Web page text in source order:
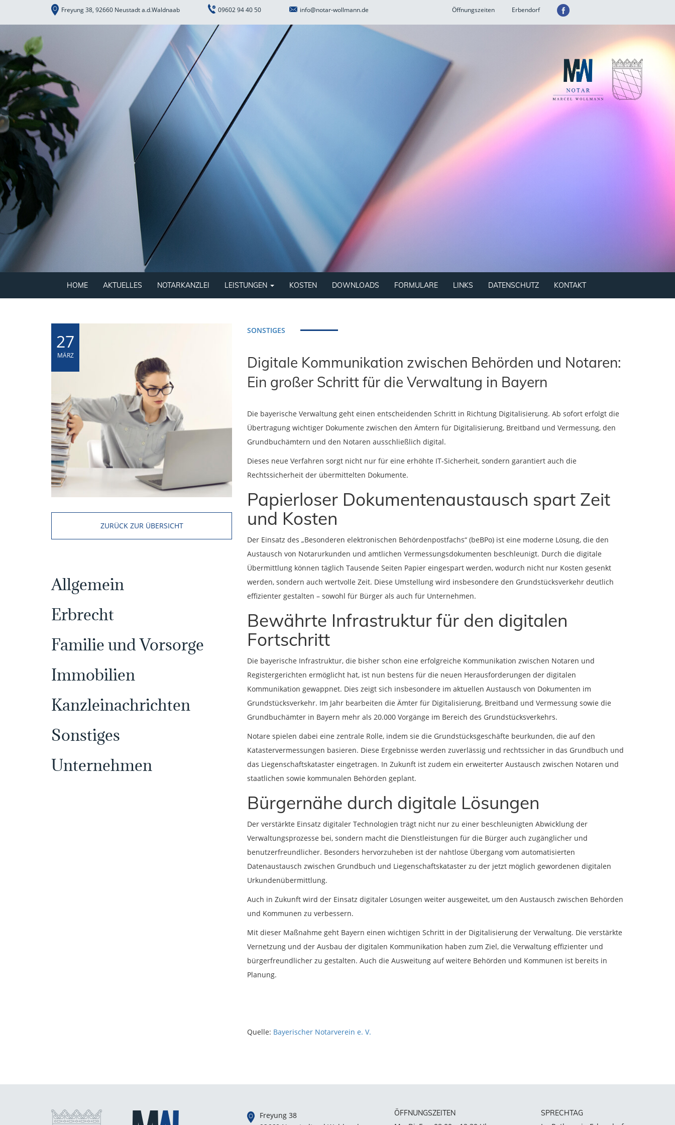
Freyung 38, 92660 Neustadt a.d.Waldnaab 09602 94 40 50 info@notar-wollmann.de Öffnungszeiten Erbendorf
HOME AKTUELLES NOTARKANZLEI LEISTUNGEN KOSTEN DOWNLOADS FORMULARE LINKS DATENSCHUTZ KONTAKT
27
MÄRZ
ZURÜCK ZUR ÜBERSICHT
Allgemein
Erbrecht
Familie und Vorsorge
Immobilien
Kanzleinachrichten
Sonstiges
Unternehmen
SONSTIGES
Digitale Kommunikation zwischen Behörden und Notaren:
Ein großer Schritt für die Verwaltung in Bayern
Die bayerische Verwaltung geht einen entscheidenden Schritt in Richtung Digitalisierung. Ab sofort erfolgt die
Übertragung wichtiger Dokumente zwischen den Ämtern für Digitalisierung, Breitband und Vermessung, den
Grundbuchämtern und den Notaren ausschließlich digital.
Dieses neue Verfahren sorgt nicht nur für eine erhöhte IT-Sicherheit, sondern garantiert auch die
Rechtssicherheit der übermittelten Dokumente.
Papierloser Dokumentenaustausch spart Zeit
und Kosten
Der Einsatz des „Besonderen elektronischen Behördenpostfachs“ (beBPo) ist eine moderne Lösung, die den
Austausch von Notarurkunden und amtlichen Vermessungsdokumenten beschleunigt. Durch die digitale
Übermittlung können täglich Tausende Seiten Papier eingespart werden, wodurch nicht nur Kosten gesenkt
werden, sondern auch wertvolle Zeit. Diese Umstellung wird insbesondere den Grundstücksverkehr deutlich
effizienter gestalten – sowohl für Bürger als auch für Unternehmen.
Bewährte Infrastruktur für den digitalen
Fortschritt
Die bayerische Infrastruktur, die bisher schon eine erfolgreiche Kommunikation zwischen Notaren und
Registergerichten ermöglicht hat, ist nun bestens für die neuen Herausforderungen der digitalen
Kommunikation gewappnet. Dies zeigt sich insbesondere im aktuellen Austausch von Dokumenten im
Grundstücksverkehr. Im Jahr bearbeiten die Ämter für Digitalisierung, Breitband und Vermessung sowie die
Grundbuchämter in Bayern mehr als 20.000 Vorgänge im Bereich des Grundstücksverkehrs.
Notare spielen dabei eine zentrale Rolle, indem sie die Grundstücksgeschäfte beurkunden, die auf den
Katastervermessungen basieren. Diese Ergebnisse werden zuverlässig und rechtssicher in das Grundbuch und
das Liegenschaftskataster eingetragen. In Zukunft ist zudem ein erweiterter Austausch zwischen Notaren und
staatlichen sowie kommunalen Behörden geplant.
Bürgernähe durch digitale Lösungen
Der verstärkte Einsatz digitaler Technologien trägt nicht nur zu einer beschleunigten Abwicklung der
Verwaltungsprozesse bei, sondern macht die Dienstleistungen für die Bürger auch zugänglicher und
benutzerfreundlicher. Besonders hervorzuheben ist der nahtlose Übergang vom automatisierten
Datenaustausch zwischen Grundbuch und Liegenschaftskataster zu der jetzt möglich gewordenen digitalen
Urkundenübermittlung.
Auch in Zukunft wird der Einsatz digitaler Lösungen weiter ausgeweitet, um den Austausch zwischen Behörden
und Kommunen zu verbessern.
Mit dieser Maßnahme geht Bayern einen wichtigen Schritt in der Digitalisierung der Verwaltung. Die verstärkte
Vernetzung und der Ausbau der digitalen Kommunikation haben zum Ziel, die Verwaltung effizienter und
bürgerfreundlicher zu gestalten. Auch die Ausweitung auf weitere Behörden und Kommunen ist bereits in
Planung.
Quelle: Bayerischer Notarverein e. V.
Freyung 38
ÖFFNUNGSZEITEN SPRECHTAG